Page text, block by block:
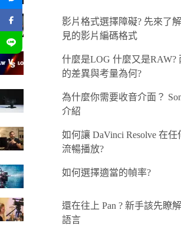
影片格式選擇障礙? 先來了
見的影片編碼格式
什麼是LOG 什麼又是RAW?
的差異與考量為何?
為什麼你需要收音介面？
介紹
如何讓 DaVinci Resolve 在
流暢播放?
如何選擇適當的幀率?
還在往上 Pan ? 新手該先瞭
語言